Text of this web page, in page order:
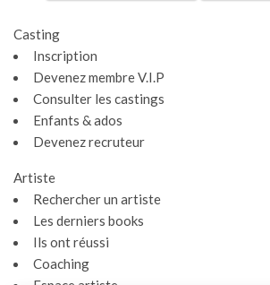
Casting
Inscription
Devenez membre V.I.P
Consulter les castings
Enfants & ados
Devenez recruteur
Artiste
Rechercher un artiste
Les derniers books
Ils ont réussi
Coaching